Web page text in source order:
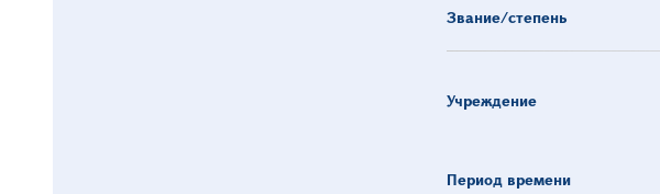
Звание/степень
Учреждение
Период времени